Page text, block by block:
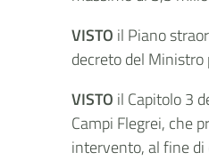
VISTO il Piano
decreto del Ministro
VISTO il Capitolo 3
Campi Flegrei, che
intervento, al fine